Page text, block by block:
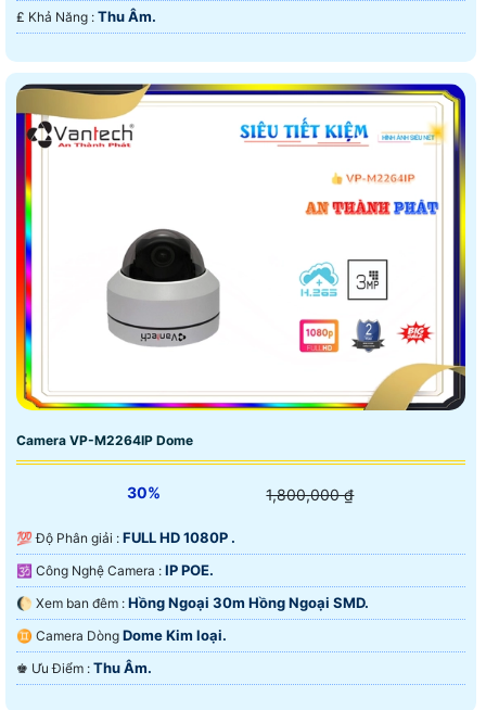
️₤ Khả Năng : Thu Âm.
Camera VP-M2264IP Dome
30% 1,800,000 ₫
💯 Độ Phân giải : FULL HD 1080P .
🕉️ Công Nghệ Camera : IP POE.
🌔 Xem ban đêm : Hồng Ngoại 30m Hồng Ngoại SMD.
♊ Camera Dòng Dome Kim loại.
️♚ Ưu Điểm : Thu Âm.